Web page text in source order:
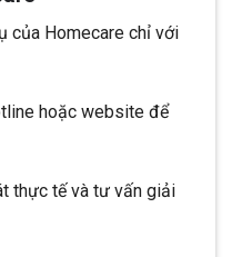
của Homecare chỉ với
hoặc website để
thực tế và tư vấn giải